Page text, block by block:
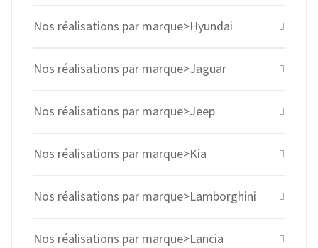
Nos réalisations par marque>Hyundai
Nos réalisations par marque>Jaguar
Nos réalisations par marque>Jeep
Nos réalisations par marque>Kia
Nos réalisations par marque>Lamborghini
Nos réalisations par marque>Lancia